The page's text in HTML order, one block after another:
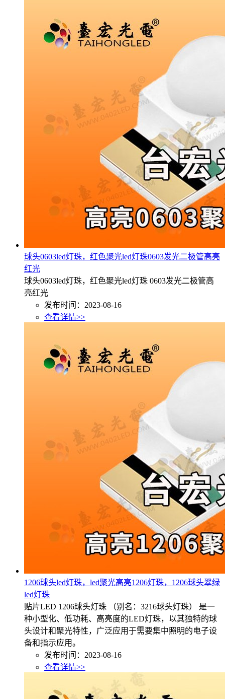
球头0603led灯珠，红色聚光led灯珠0603发光二极管高亮
红光
球头0603led灯珠，红色聚光led灯珠 0603发光二极管高
亮红光
发布时间：2023-08-16
查看详情>>
1206球头led灯珠，led聚光高亮1206灯珠，1206球头翠绿
led灯珠
贴片LED 1206球头灯珠 （别名：3216球头灯珠） 是一
种小型化、低功耗、高亮度的LED灯珠，以其独特的球
头设计和聚光特性，广泛应用于需要集中照明的电子设
备和指示应用。
发布时间：2023-08-16
查看详情>>